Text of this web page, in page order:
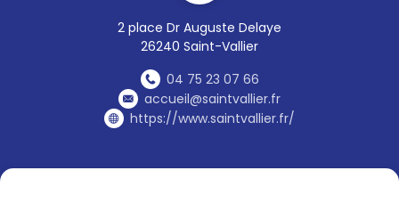
2 place Dr Auguste Delaye
26240 Saint-Vallier
04 75 23 07 66
accueil@saintvallier.fr
https://www.saintvallier.fr/
de 9h00 à 12h30 et de 14h00 à
17h30
Mercredi
de 9h00 à 12h30 et de 14h00 à
18h00
Jeudi